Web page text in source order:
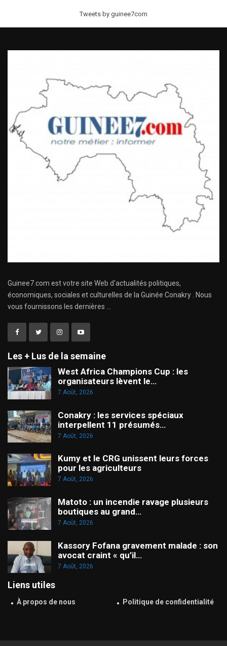
Tweets by guinee7com
Guinee7.com est votre site Web d'actualités politiques,
économiques, sociales et culturelles de la Guinée Conakry . Nous
vous fournissons les dernières ...
Les + Lus de la semaine
West Africa Champions Cup : les
organisateurs lèvent le…
7 Août, 2026
Conakry : les services spéciaux
interpellent 11 présumés…
7 Août, 2026
Kumy et le CRG unissent leurs forces
pour les agriculteurs
7 Août, 2026
Matoto : un incendie ravage plusieurs
boutiques au grand…
7 Août, 2026
Kassory Fofana gravement malade : son
avocat craint « qu’il…
7 Août, 2026
Liens utiles
À propos de nous Politique de confidentialité